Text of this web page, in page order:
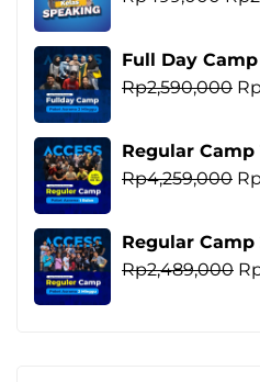
Full Day
Rp2,590,000 Rp
Regular Camp
Rp4,259,000 Rp
Regular Camp
Rp2,489,000